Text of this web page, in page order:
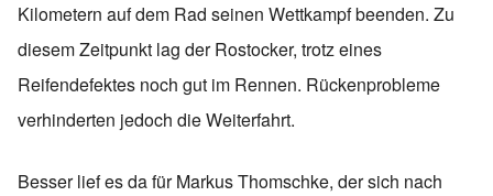
Kilometern auf dem Rad seinen Wettkampf beenden. Zu
diesem Zeitpunkt lag der Rostocker, trotz eines
Reifendefektes noch gut im Rennen. Rückenprobleme
verhinderten jedoch die Weiterfahrt.
Besser lief es da für Markus Thomschke, der sich nach